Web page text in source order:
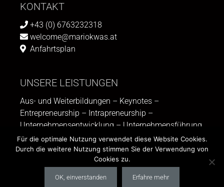
KONTAKT
+43 (0) 6763232318
welcome@mariokwas.at
Anfahrtsplan
UNSERE LEISTUNGEN
Aus- und Weiterbildungen – Keynotes –
Entrepreneurship – Intrapreneurship –
Unternehmensentwicklung – Unternehmensführung
– Strategieentwicklung – Wissenschaft – Research
Datenschutz|Webseite erstellt von www.web-agency.at
Für die optimale Nutzung verwendet diese Website Cookies.
Durch die weitere Nutzung stimmen Sie der Verwendung von
Cookies zu.
OK, einverstanden Erfahre mehr